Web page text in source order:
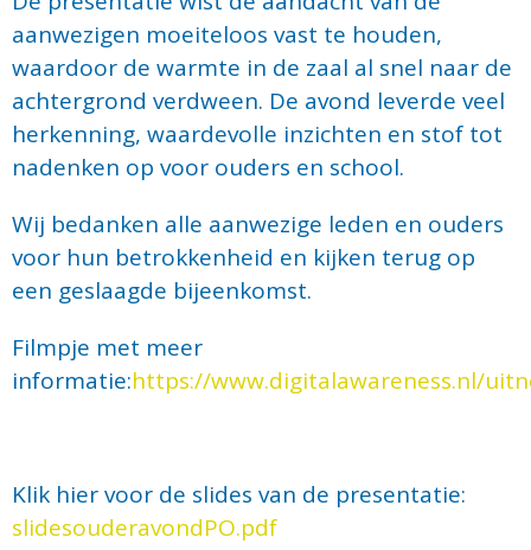
aanwezigen moeiteloos vast te houden,
waardoor de warmte in de zaal al snel naar de
achtergrond verdween. De avond leverde veel
herkenning, waardevolle inzichten en stof tot
nadenken op voor ouders en school.
Wij bedanken alle aanwezige leden en ouders
voor hun betrokkenheid en kijken terug op
een geslaagde bijeenkomst.
Filmpje met meer
informatie:https://www.digitalawareness.nl/
Klik hier voor de slides van de presentatie:
slidesouderavondPO.pdf